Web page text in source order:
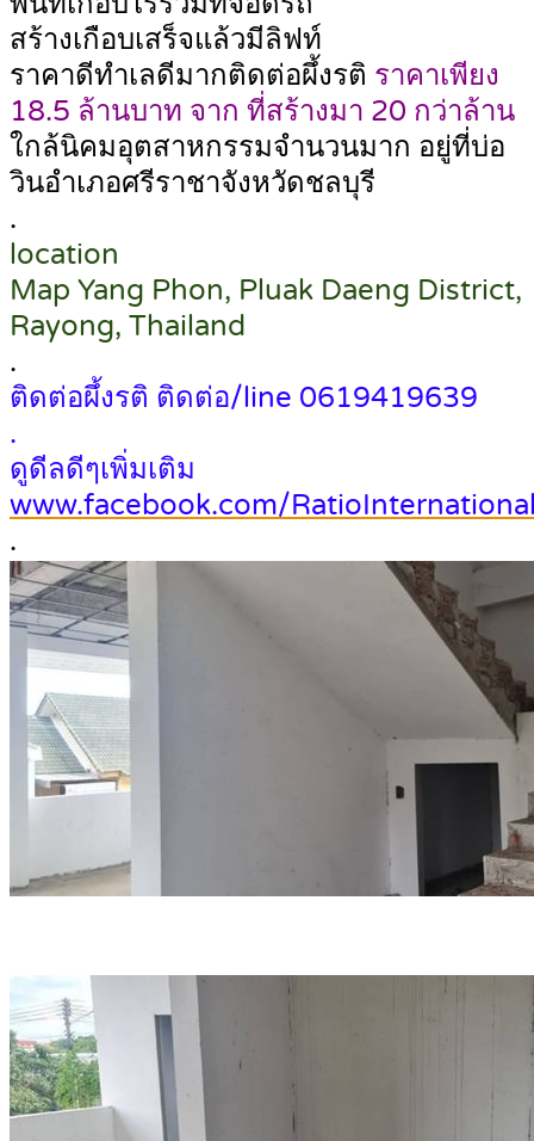
สร้างเกือบเสร็จแล้วมีลิฟท์
ราคาดีทำเลดีมากติดต่อผึ้งรติ ราคาเพียง
18.5 ล้านบาท จาก ที่สร้างมา 20 กว่าล้าน
ใกล้นิคมอุตสาหกรรมจำนวนมาก อยู่ที่บ่อ
วินอำเภอศรีราชาจังหวัดชลบุรี
.
location
Map Yang Phon, Pluak Daeng District,
Rayong, Thailand
.
ติดต่อผึ้งรติ ติดต่อ/line 0619419639
.
ดูดีลดีๆเพิ่มเติม
www.facebook.com/
.